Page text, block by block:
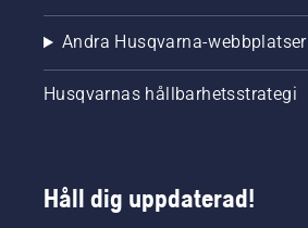
Andra Husqvarna-webbplatser
Husqvarnas hållbarhetsstrategi
Håll dig uppdaterad!